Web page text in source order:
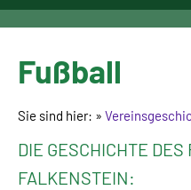
Fußball
Sie sind hier: »
DIE GESCHICHTE DES
ALKENSTEIN: